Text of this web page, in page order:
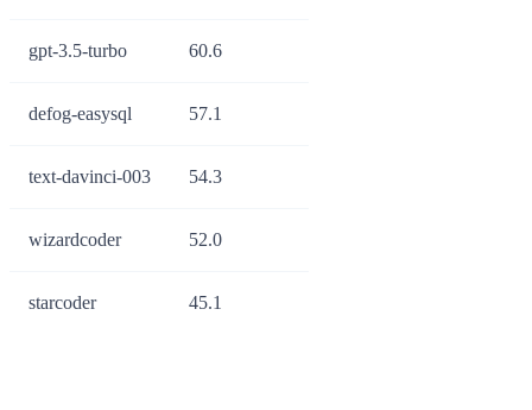
gpt-3.5-turbo 60.6
defog-easysql 57.1
text-davinci-003 54.3
wizardcoder 52.0
starcoder 45.1